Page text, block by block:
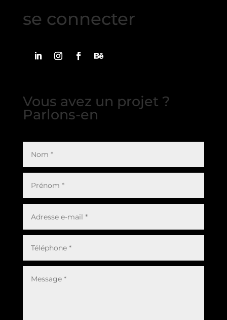
se connecter
Vous avez un projet ?
Parlons-en